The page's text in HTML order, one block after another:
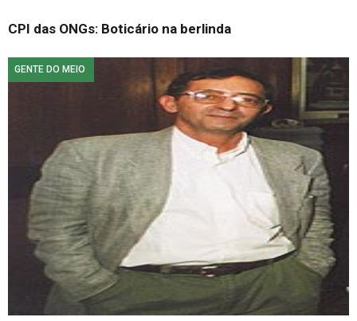
CPI das ONGs: Boticário na berlinda
GENTE DO MEIO